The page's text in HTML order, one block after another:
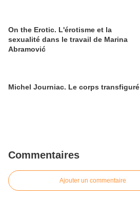
On the Erotic. L'érotisme et la
sexualité dans le travail de Marina
Abramović
Michel Journiac. Le corps transfiguré
Commentaires
Ajouter un commentaire